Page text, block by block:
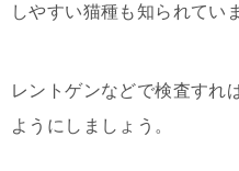
しやすい猫種も知られてい
レントゲンなどで検査すれ
ようにしましょう。